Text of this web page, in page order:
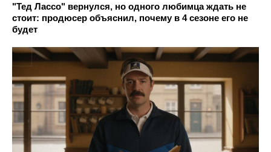
"Тед Лассо" вернулся, но одного любимца ждать не
стоит: продюсер объяснил, почему в 4 сезоне его не
будет